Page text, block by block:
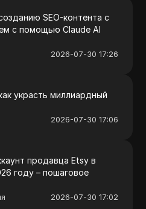
SEO-контента с
с помощью Claude AI
2026-07-30 17:26
украсть миллиардный
2026-07-30 17:06
продавца Etsy в
году – пошаговое
2026-07-30 17:02